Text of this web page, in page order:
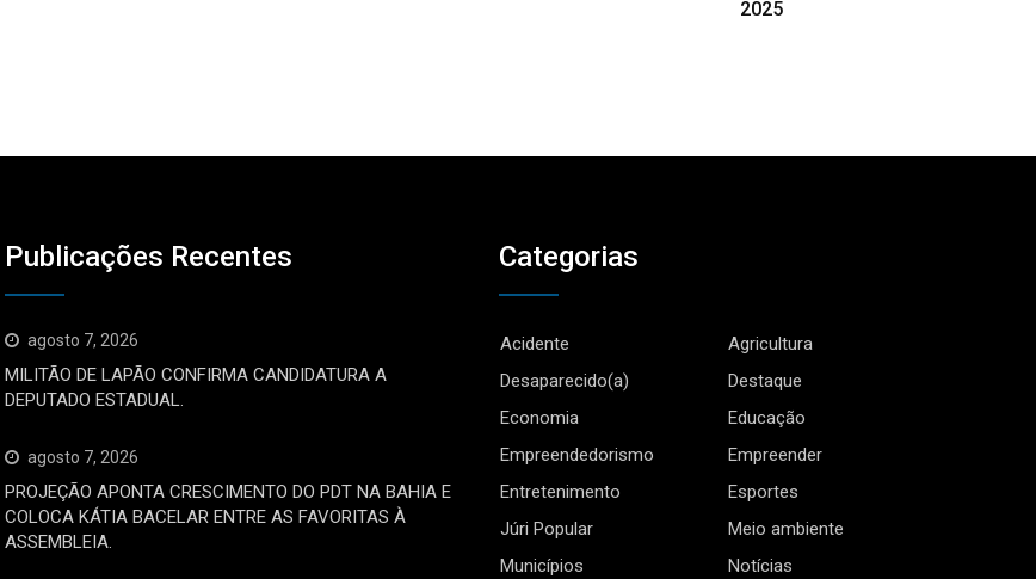
2025
Publicações Recentes
agosto 7, 2026
MILITÃO DE LAPÃO CONFIRMA CANDIDATURA A
DEPUTADO ESTADUAL.
agosto 7, 2026
PROJEÇÃO APONTA CRESCIMENTO DO PDT NA BAHIA E
COLOCA KÁTIA BACELAR ENTRE AS FAVORITAS À
ASSEMBLEIA.
Categorias
Acidente
Agricultura
Desaparecido(a)
Destaque
Economia
Educação
Empreendedorismo
Empreender
Entretenimento
Esportes
Júri Popular
Meio ambiente
Municípios
Notícias